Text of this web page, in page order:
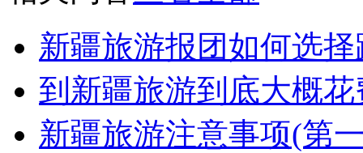
新疆旅游报团如何选择
到新疆旅游到底大概
新疆旅游注意事项(第